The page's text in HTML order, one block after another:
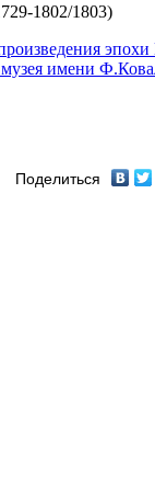
1802/1803)
имени
Поделиться